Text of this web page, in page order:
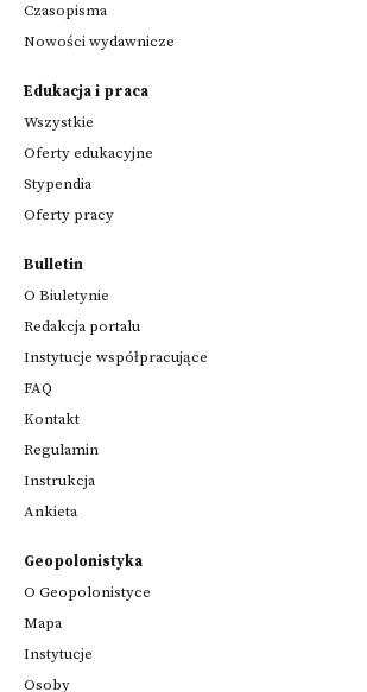
Czasopisma
Nowości wydawnicze
Edukacja i praca
Wszystkie
Oferty edukacyjne
Stypendia
Oferty pracy
Bulletin
O Biuletynie
Redakcja portalu
Instytucje współpracujące
FAQ
Kontakt
Regulamin
Instrukcja
Ankieta
Geopolonistyka
O Geopolonistyce
Mapa
Instytucje
Osoby